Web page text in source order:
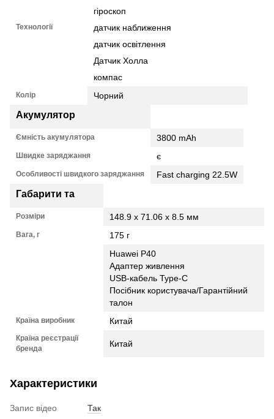
Технології
гіроскоп
датчик наближення
датчик освітлення
Датчик Холла
компас
Колір Чорний
Акумулятор
Ємність акумулятора 3800 mAh
Швидке заряджання є
Особливості швидкого заряджання Fast charging 22.5W
Габарити та
Розміри 148.9 x 71.06 x 8.5 мм
Вага, г
175 г
Huawei P40
Адаптер живлення
USB-кабель Type-C
Посібник користувача/Гарантійний
талон
Країна виробник Китай
Країна реєстрації
бренда
Китай
Характеристики
Запис відео
Так